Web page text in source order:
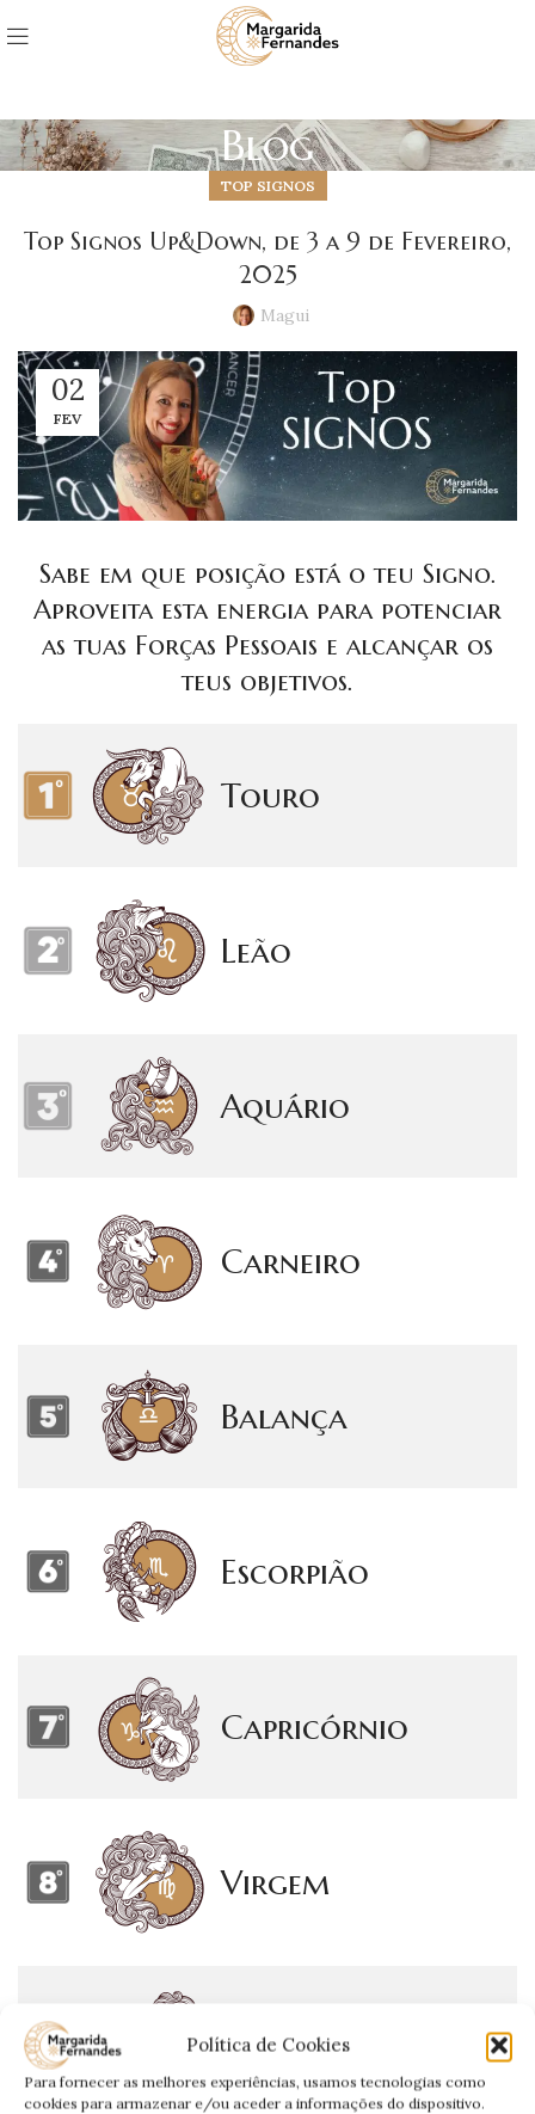
Política de Cookies
Para fornecer as melhores experiências, usamos tecnologias como
cookies para armazenar e/ou aceder a informações do dispositivo.
Blog
TOP SIGNOS
Top Signos Up&Down, de 3 a 9 de Fevereiro,
2025
Magui
02
FEV
Sabe em que posição está o teu Signo.
Aproveita esta energia para potenciar
as tuas Forças Pessoais e alcançar os
teus objetivos.
Touro
Leão
Aquário
Carneiro
Balança
Escorpião
Capricórnio
Virgem
Gêmeos